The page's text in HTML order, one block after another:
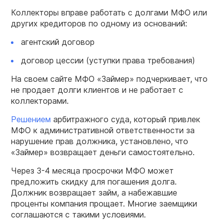
Коллекторы вправе работать с долгами МФО или
других кредиторов по одному из оснований:
агентский договор
договор цессии (уступки права требования)
На своем сайте МФО «Займер» подчеркивает, что
не продает долги клиентов и не работает с
коллекторами.
Решением арбитражного суда, который привлек
МФО к административной ответственности за
нарушение прав должника, установлено, что
«Займер» возвращает деньги самостоятельно.
Через 3-4 месяца просрочки МФО может
предложить скидку для погашения долга.
Должник возвращает займ, а набежавшие
проценты компания прощает. Многие заемщики
соглашаются с такими условиями.